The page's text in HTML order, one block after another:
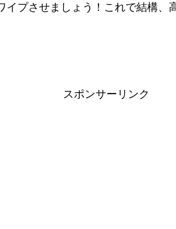
イプさせましょう！これで結構、
スポンサーリンク